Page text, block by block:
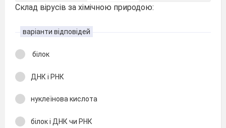
Склад вірусів за хімічною природою:
варіанти відповідей
білок
ДНК і РНК
нуклеїнова кислота
білок і ДНК чи РНК